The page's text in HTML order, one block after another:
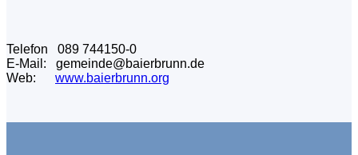
Telefon 089 744150-0
E-Mail: gemeinde@baierbrunn.de
Web: www.baierbrunn.org